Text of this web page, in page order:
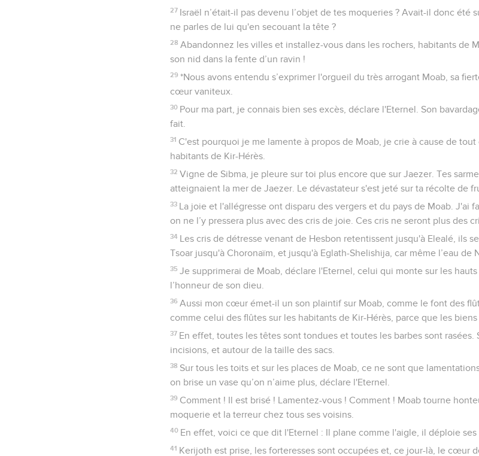
27 Israël n’était-il pas devenu l’objet de tes moqueries ? Avait-il donc été
ne parles de lui qu'en secouant la tête ?
28 Abandonnez les villes et installez-vous dans les rochers, habitants de
son nid dans la fente d’un ravin !
29 *Nous avons entendu s’exprimer l'orgueil du très arrogant Moab, sa
cœur vaniteux.
30 Pour ma part, je connais bien ses excès, déclare l'Eternel. Son
fait.
31 C'est pourquoi je me lamente à propos de Moab, je crie à cause de
habitants de Kir-Hérès.
32 Vigne de Sibma, je pleure sur toi plus encore que sur Jaezer. Tes
atteignaient la mer de Jaezer. Le dévastateur s'est jeté sur ta récolte de
33 La joie et l'allégresse ont disparu des vergers et du pays de Moab. J'ai
on ne l’y pressera plus avec des cris de joie. Ces cris ne seront plus des
34 Les cris de détresse venant de Hesbon retentissent jusqu'à Elealé, ils
Tsoar jusqu'à Choronaïm, et jusqu'à Eglath-Shelishija, car même l’eau de
35 Je supprimerai de Moab, déclare l'Eternel, celui qui monte sur les
l’honneur de son dieu.
36 Aussi mon cœur émet-il un son plaintif sur Moab, comme le font des
comme celui des flûtes sur les habitants de Kir-Hérès, parce que les
37 En effet, toutes les têtes sont tondues et toutes les barbes sont rasées.
incisions, et autour de la taille des sacs.
38 Sur tous les toits et sur les places de Moab, ce ne sont que
on brise un vase qu’on n’aime plus, déclare l'Eternel.
39 Comment ! Il est brisé ! Lamentez-vous ! Comment ! Moab tourne
moquerie et la terreur chez tous ses voisins.
40 En effet, voici ce que dit l'Eternel : Il plane comme l'aigle, il déploie ses
41 Kerijoth est prise, les forteresses sont occupées et, ce jour-là, le cœur